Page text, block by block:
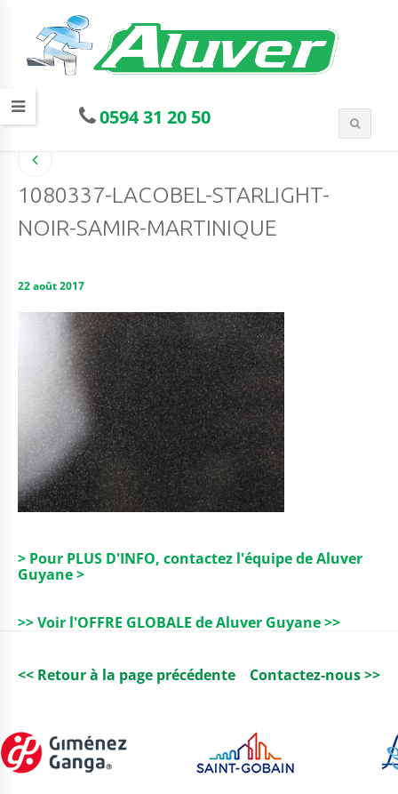
0594 31 20 50
1080337-LACOBEL-STARLIGHT-
NOIR-SAMIR-MARTINIQUE
22 août 2017
> Pour PLUS D'INFO, contactez l'équipe de Aluver
Guyane >
>> Voir l'OFFRE GLOBALE de Aluver Guyane >>
<< Retour à la page précédente Contactez-nous >>